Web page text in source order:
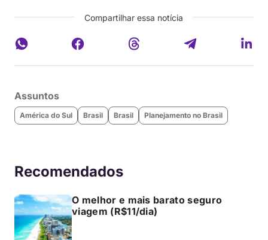
Compartilhar essa notícia
Assuntos
América do Sul Brasil Brasil Planejamento no Brasil
Recomendados
O melhor e mais barato seguro
viagem (R$11/dia)